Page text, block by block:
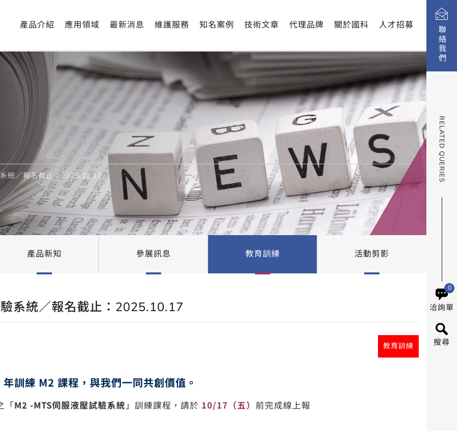
聯絡我們
RELATED QUERIES
0
洽詢單
搜尋
產品介紹 應用領域 最新消息 維護服務 知名案例 技術文章 代理品牌 關於國科 人才招募
統／報名截止：2025.10.17
產品新知 參展訊息 教育訓練 活動剪影
系統／報名截止：2025.10.17
教育訓練
訓練 M2 課程，與我們一同共創價值。
「M2 -MTS伺服液壓試驗系統 」訓練課程，請於 10/17（五） 前完成線上報